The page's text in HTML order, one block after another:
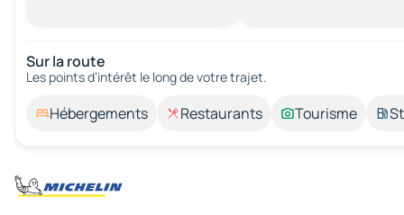
Sur la route
Les points d’intérêt le long de votre trajet.
Hébergements Restaurants Tourisme